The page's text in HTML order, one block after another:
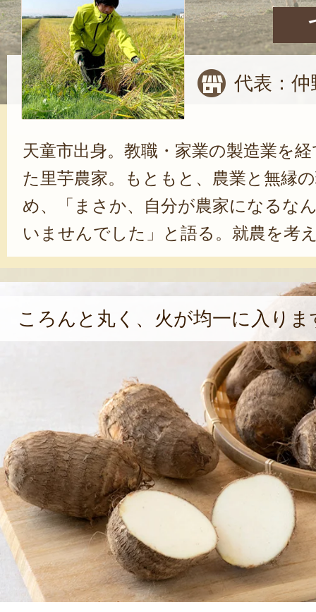
代表：仲
天童市出身。教職・家業の製造業を
た里芋農家。もともと、農業と無縁
め、「まさか、自分が農家になるな
いませんでした」と語る。就農を考
山形県の魅力を考えていたことから
勝るのは、自然や農業だと思ったん
返る。この頃から、仕事のかたわら
をするようになり、その体験から農
かれ、ますます就農への想いを募ら
て2008年、ついに米農家として就農
緒に立ち上げた今田博敏さんとは、
ともに学び合った仲。たまたま趣味
もあり、次第に意気投合。いつか、
と約束し、約10年の月日を経て、
した。
ころんと丸く、火が均一に入りま